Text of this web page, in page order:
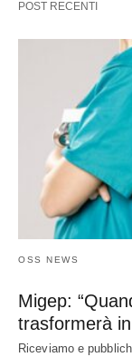
POST RECENTI
OSS NEWS
Migep:
trasformerà
Riceviamo e